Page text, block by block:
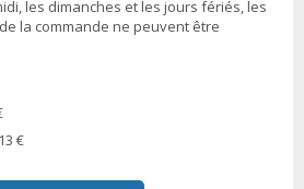
les dimanches et les jours fériés, les
la commande ne peuvent être
€